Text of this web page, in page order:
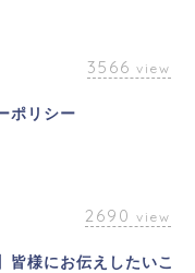
3566 view
ポリシー
2690 view
皆様にお伝えしたいこ